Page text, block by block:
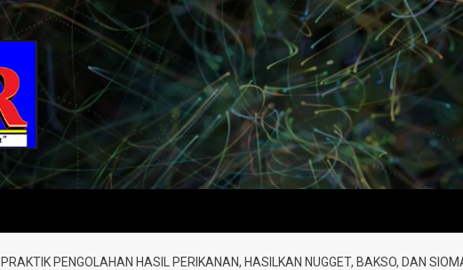
PENGOLAHAN HASIL PERIKANAN, HASILKAN NUGGET, BAKSO, DAN